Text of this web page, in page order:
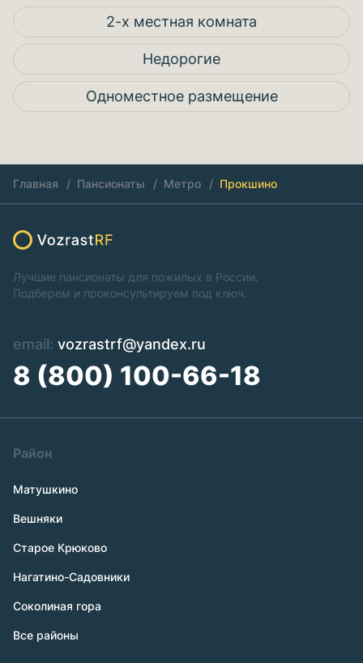
2-х местная комната
Недорогие
Одноместное размещение
Главная Пансионаты Метро Прокшино
Лучшие пансионаты для пожилых в России.
Подберем и проконсультируем под ключ.
email: vozrastrf@yandex.ru
8 (800) 100-66-18
Район
Матушкино
Вешняки
Старое Крюково
Нагатино-Садовники
Соколиная гора
Все районы